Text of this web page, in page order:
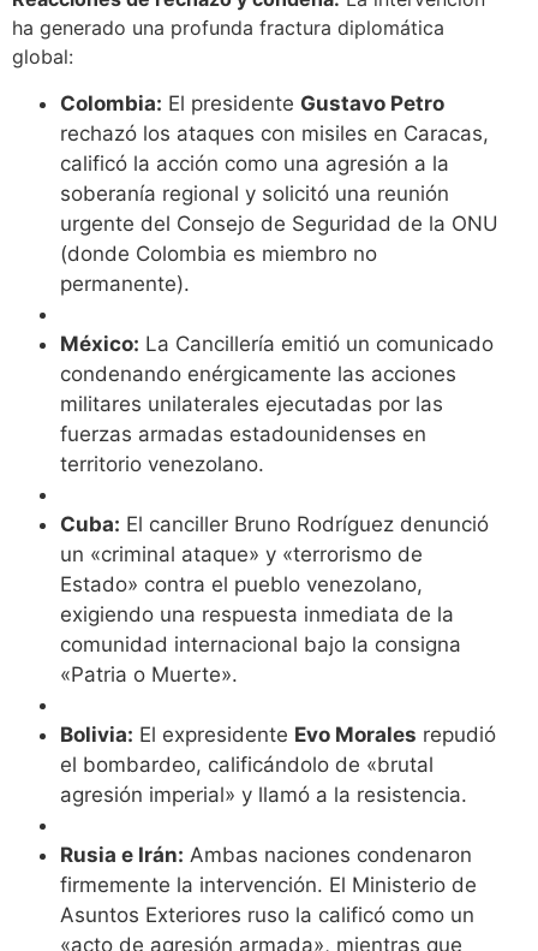
ha generado una profunda fractura diplomática
global:
Colombia: El presidente Gustavo Petro
rechazó los ataques con misiles en Caracas,
calificó la acción como una agresión a la
soberanía regional y solicitó una reunión
urgente del Consejo de Seguridad de la ONU
(donde Colombia es miembro no
permanente).
México: La Cancillería emitió un comunicado
condenando enérgicamente las acciones
militares unilaterales ejecutadas por las
fuerzas armadas estadounidenses en
territorio venezolano.
Cuba: El canciller Bruno Rodríguez denunció
un «criminal ataque» y «terrorismo de
Estado» contra el pueblo venezolano,
exigiendo una respuesta inmediata de la
comunidad internacional bajo la consigna
«Patria o Muerte».
Bolivia: El expresidente Evo Morales repudió
el bombardeo, calificándolo de «brutal
agresión imperial» y llamó a la resistencia.
Rusia e Irán: Ambas naciones condenaron
firmemente la intervención. El Ministerio de
Asuntos Exteriores ruso la calificó como un
«acto de agresión armada», mientras que